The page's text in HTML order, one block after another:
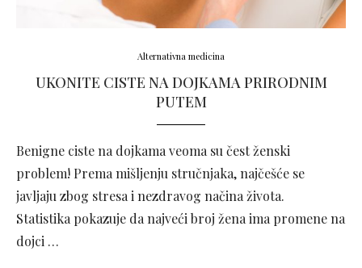
Alternativna medicina
UKONITE CISTE NA DOJKAMA PRIRODNIM
PUTEM
Benigne ciste na dojkama veoma su čest ženski
problem! Prema mišljenju stručnjaka, najčešće se
javljaju zbog stresa i nezdravog načina života.
Statistika pokazuje da najveći broj žena ima promene na
dojci …